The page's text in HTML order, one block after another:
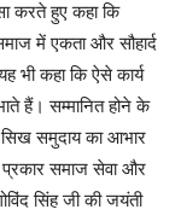
करते हुए कहा कि
में एकता और सौहार्द
भी कहा कि ऐसे कार्य
हैं। सम्मानित होने के
सिख समुदाय का आभार
प्रकार समाज सेवा और
सिंह जी की जयंती